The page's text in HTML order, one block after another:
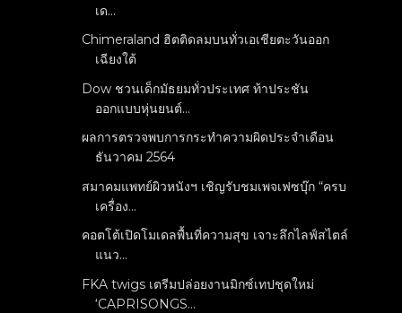
เด...
Chimeraland ฮิตติดลมบนทั่วเอเชียตะวันออก
เฉียงใต้
Dow ชวนเด็กมัธยมทั่วประเทศ ท้าประชัน
ออกแบบหุ่นยนต์...
ผลการตรวจพบการกระทำความผิดประจำเดือน
ธันวาคม 2564
สมาคมแพทย์ผิวหนังฯ เชิญรับชมเพจเฟซบุ๊ก “ครบ
เครื่อง...
คอตโต้เปิดโมเดลพื้นที่ความสุข เจาะลึกไลฟ์สไตล์
แนว...
FKA twigs เตรีมปล่อยงานมิกซ์เทปชุดใหม่
‘CAPRISONGS...